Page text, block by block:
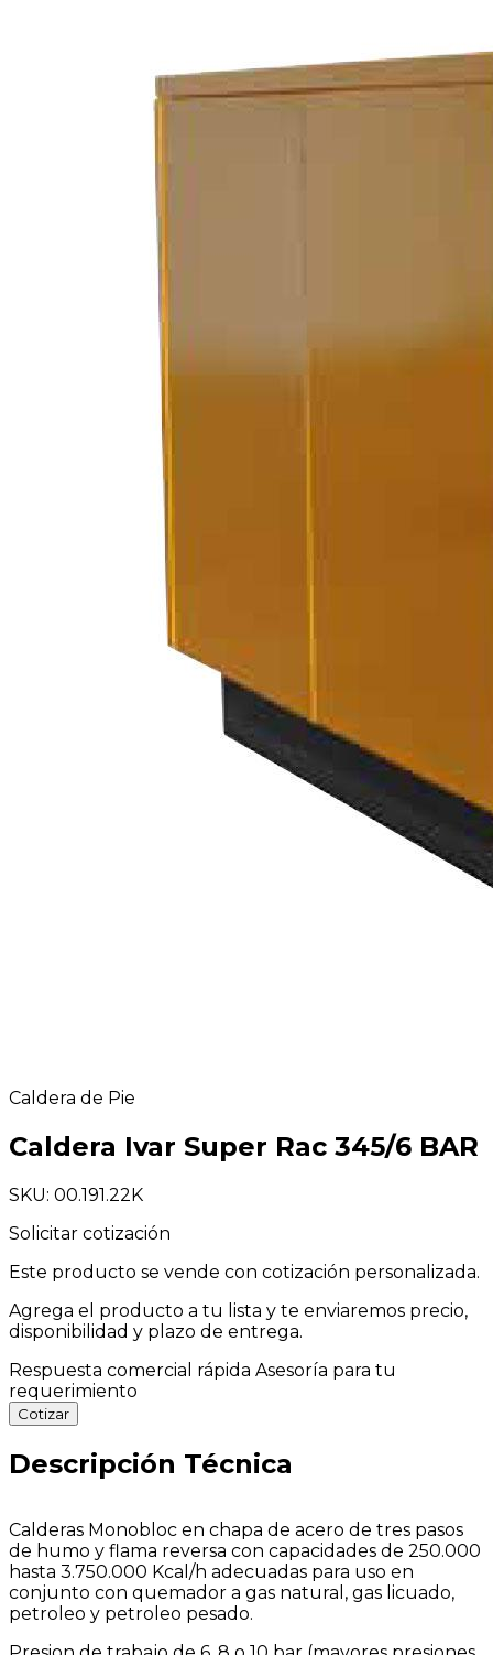
Caldera de Pie
Caldera Ivar Super Rac 345/6 BAR
SKU: 00.191.22K
Solicitar cotización
Este producto se vende con cotización personalizada.
Agrega el producto a tu lista y te enviaremos precio,
disponibilidad y plazo de entrega.
Respuesta comercial rápida Asesoría para tu
requerimiento
Cotizar
Descripción Técnica
Calderas Monobloc en chapa de acero de tres pasos
de humo y flama reversa con capacidades de 250.000
hasta 3.750.000 Kcal/h adecuadas para uso en
conjunto con quemador a gas natural, gas licuado,
petroleo y petroleo pesado.